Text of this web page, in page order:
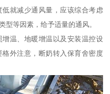
就减少通风量，应该综合考虑
型等因素，给予适量的通风。
温、地暖增温以及安装温控设
外注意，断奶转入保育舍密度